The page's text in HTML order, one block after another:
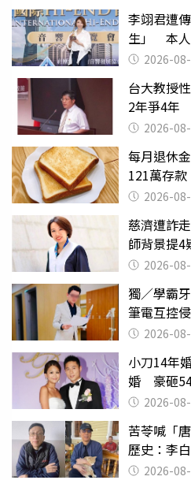
李翊君遭
生」 本人
2026-
台大教授
2年爭4年
2026-
每月退休
121萬存
後暴瘦嚇壞
2026-
慈濟遭詐
師背景提4
2026-
獨／學霸
筆電互控
2026-
小刀14年
婚 豪砸
2026-
苦苓喊「
歷史：李
2026-